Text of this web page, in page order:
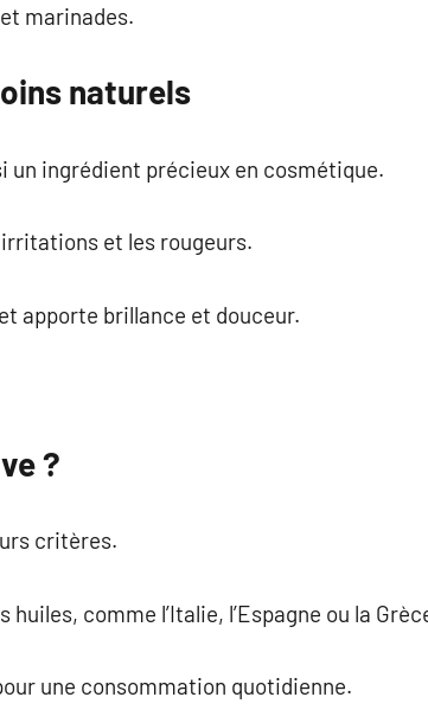
marinades.
naturels
un ingrédient précieux en cosmétique.
et les rougeurs.
apporte brillance et douceur.
?
critères.
comme l’Italie, l’Espagne ou la
une consommation quotidienne.